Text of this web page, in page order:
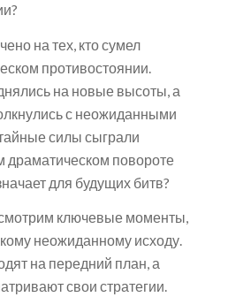
на тех, кто сумел
противостоянии.
на новые высоты, а
с неожиданными
силы сыграли
драматическом повороте
для будущих битв?
ключевые моменты,
неожиданному исходу.
на передний план, а
свои стратегии.